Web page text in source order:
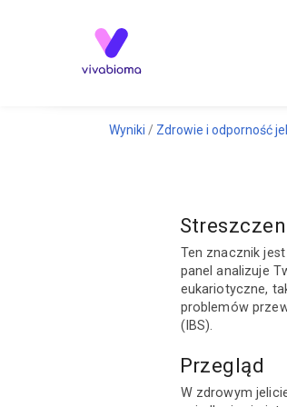
Wyniki Zdrowie i odporność
Ten znacznik
panel analizuje
eukariotyczne,
problemów
(IBS).
Przegląd
W zdrowym